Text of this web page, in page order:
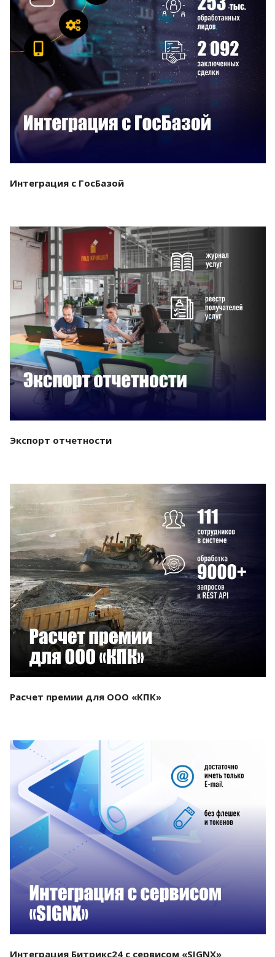
Смотреть проект
Интеграция с ГосБазой
Смотреть проект
Экспорт отчетности
Смотреть проект
Расчет премии для ООО «КПК»
Смотреть проект
Интеграция Битрикс24 с сервисом «SIGNX»